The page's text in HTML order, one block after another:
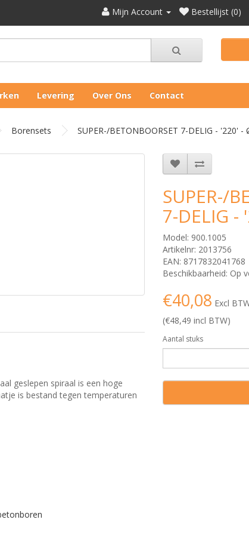
Mijn Account Bestellijst (0)
Levering Over Ons Contact
Borensets SUPER-/BETONBOORSET 7-DELIG - '220' -
geslepen spiraal is een hoge
is bestand tegen temperaturen
SUPER-/
7-DELIG
Model: 900.1005
Artikelnr: 2013756
EAN: 8717832041768
Beschikbaarheid: Op
€40,08 Excl
(€48,49 incl BTW)
Aantal stuks